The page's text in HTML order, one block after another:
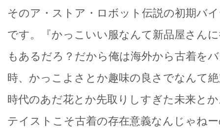
そのア・ストア・ロボット伝説の初期バ
です。『かっこいい服なんて新品屋さん
もあるだろ？だから俺は海外から古着を
時、かっこよさとか趣味の良さでなんて
時代のあだ花とか先取りしすぎた未来と
テイストこそ古着の存在意義なんじゃね